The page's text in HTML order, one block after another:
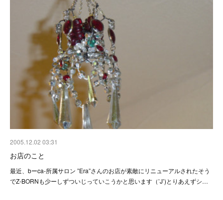
2005.12.02 03:31
お店のこと
最近、bーca-所属サロン ”Era”さんのお店が素敵にリニューアルされたそう
でZ-BORNも少ーしずついじっていこうかと思います（’J’)とりあえずシ…